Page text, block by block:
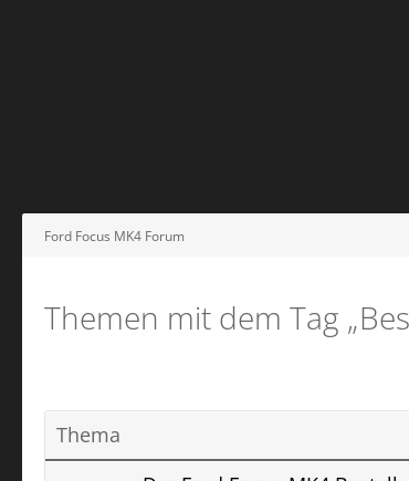
Ford Focus MK4 Forum
Themen mit dem Tag
Thema